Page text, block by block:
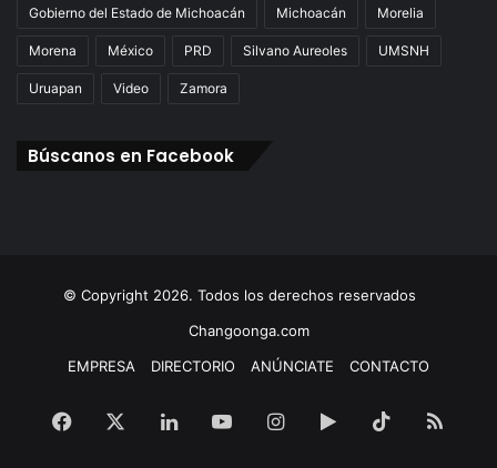
Gobierno del Estado de Michoacán Michoacán Morelia
Morena México PRD Silvano Aureoles UMSNH
Uruapan Video Zamora
Búscanos en Facebook
© Copyright 2026. Todos los derechos reservados
Changoonga.com
EMPRESA
DIRECTORIO ANÚNCIATE CONTACTO
Facebook LinkedInYouTubeInstagram
Google TikTokRSS